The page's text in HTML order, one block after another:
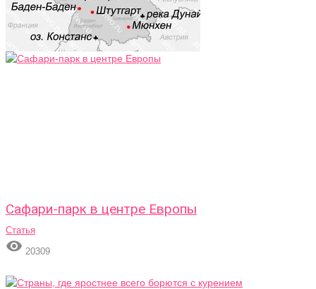
Сафари-парк в центре Европы
Статья
 20309